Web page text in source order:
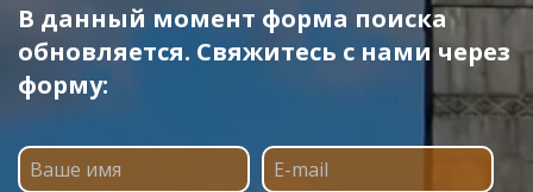
В данный момент форма поиска
обновляется. Свяжитесь с нами через
форму: